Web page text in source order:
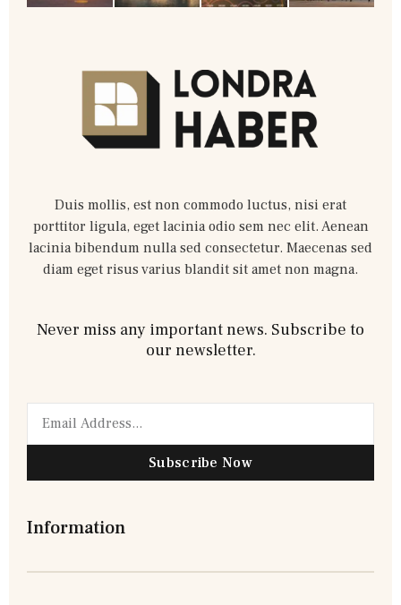
Duis mollis, est non commodo luctus, nisi erat
porttitor ligula, eget lacinia odio sem nec elit. Aenean
lacinia bibendum nulla sed consectetur. Maecenas sed
diam eget risus varius blandit sit amet non magna.
Never miss any important news. Subscribe to
our newsletter.
Subscribe Now
Information